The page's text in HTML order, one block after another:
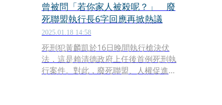
曾被問「若你家人被殺呢？」 廢
死聯盟執行長6字回應再掀熱議
2025.01.18 14:58
死刑犯黃麟凱於16日晚間執行槍決伏
法，這是賴清德政府上任後首例死刑執
行案件。對此，廢死聯盟、人權促進